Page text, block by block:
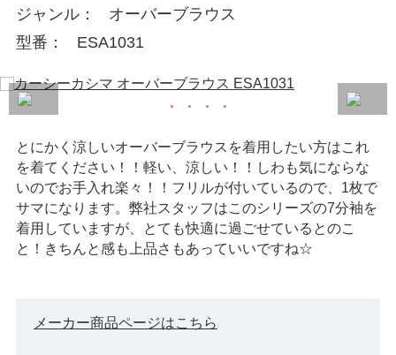
ジャンル
オーバーブラウス
型番
ESA1031
とにかく涼しいオーバーブラウスを着用したい方はこれ
を着てください！！軽い、涼しい！！しわも気にならな
いのでお手入れ楽々！！フリルが付いているので、1枚で
サマになります。弊社スタッフはこのシリーズの7分袖を
着用していますが、とても快適に過ごせているとのこ
と！きちんと感も上品さもあっていいですね☆
メーカー商品ページはこちら